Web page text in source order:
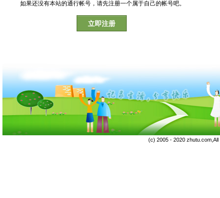
如果还没有本站的通行帐号，请先注册一个属于自己的帐号吧。
立即注册
(c) 2005 - 2020